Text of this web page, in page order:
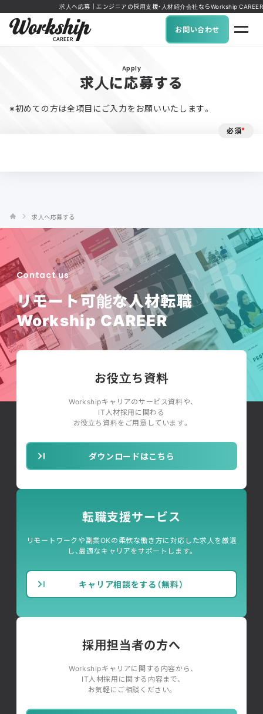
求人へ応募｜エンジニアの採用支援・人材紹介会社ならWorkship CAREER
お問い合わせ
Apply
求人に応募する
※初めての方は全項目にご入力をお願いいたします。
必須*
求人へ応募する
Contact us
リモート可能な人材転職
Workship CAREER
お役立ち資料
Workshipキャリアのサービス資料や、
IT人材採用に関わる
お役立ち資料をご用意しています。
ダウンロードはこちら
転職支援サービス
リモートワークや副業OKの柔軟な働き方に対応した求人を厳選
し、最適なキャリアをサポートします。
キャリア相談をする（無料）
採用担当者の方へ
Workshipキャリアに関する内容から、
IT人材採用に関する内容まで、
お気軽にご相談ください。